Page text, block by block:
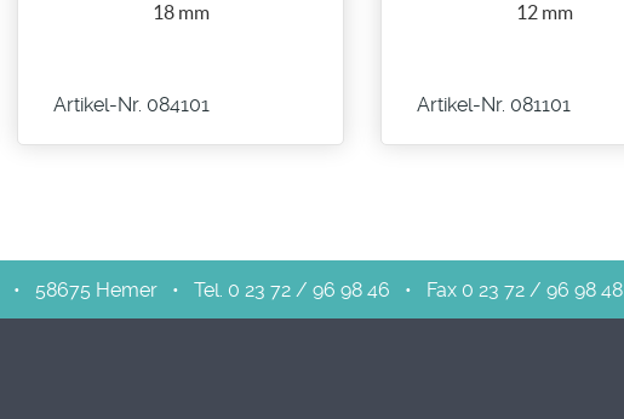
18 mm
Artikel-Nr. 084101
12 mm
Artikel-Nr. 081101
• 58675 Hemer • Tel. 0 23 72 / 96 98 46 • Fax 0 23 72 / 96 98 48